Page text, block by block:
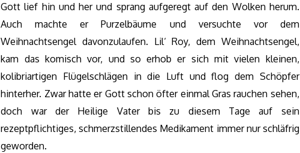
Gott lief hin und her und sprang aufgeregt auf den Wolken herum.
Auch machte er Purzelbäume und versuchte vor dem
Weihnachtsengel davonzulaufen. Lil‘ Roy, dem Weihnachtsengel,
kam das komisch vor, und so erhob er sich mit vielen kleinen,
kolibriartigen Flügelschlägen in die Luft und flog dem Schöpfer
hinterher. Zwar hatte er Gott schon öfter einmal Gras rauchen sehen,
doch war der Heilige Vater bis zu diesem Tage auf sein
rezeptpflichtiges, schmerzstillendes Medikament immer nur schläfrig
geworden.